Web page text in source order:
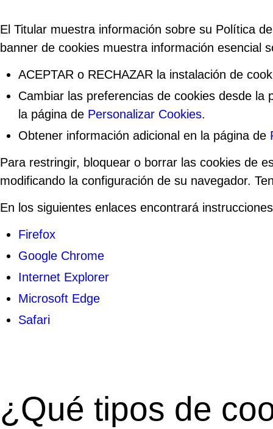
El Titular muestra información sobre su Política
banner de cookies muestra información esencial
ACEPTAR o RECHAZAR la instalación de
Cambiar las preferencias de cookies desde la
la página de Personalizar Cookies.
Obtener información adicional en la página de
Para restringir, bloquear o borrar las cookies de
modificando la configuración de su navegador.
En los siguientes enlaces encontrará
Firefox
Google Chrome
Internet Explorer
Microsoft Edge
Safari
¿Qué tipos de